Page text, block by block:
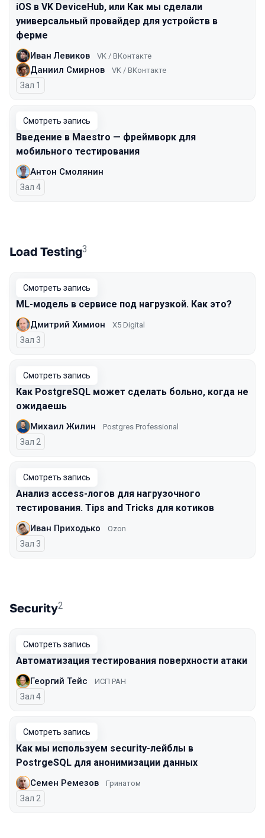
iOS в VK DeviceHub, или Как мы сделали
универсальный провайдер для устройств в
ферме
Иван Левиков VK / ВКонтакте
Даниил Смирнов VK / ВКонтакте
Зал 1
Смотреть запись
Введение в Maestro — фреймворк для
мобильного тестирования
Антон Смолянин
Зал 4
Load Testing3
Смотреть запись
ML-модель в сервисе под нагрузкой. Как это?
Дмитрий Химион X5 Digital
Зал 3
Смотреть запись
Как PostgreSQL может сделать больно, когда не
ожидаешь
Михаил Жилин Postgres Professional
Зал 2
Смотреть запись
Анализ access-логов для нагрузочного
тестирования. Tips and Tricks для котиков
Иван Приходько Ozon
Зал 3
Security2
Смотреть запись
Автоматизация тестирования поверхности атаки
Георгий Тейс ИСП РАН
Зал 4
Смотреть запись
Как мы используем security-лейблы в
PostrgeSQL для анонимизации данных
Семен Ремезов Гринатом
Зал 2